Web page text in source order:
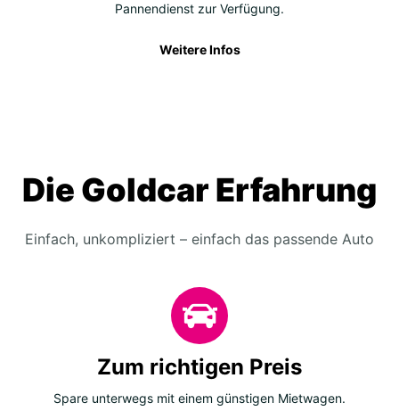
Pannendienst zur Verfügung.
Weitere Infos
Die Goldcar Erfahrung
Einfach, unkompliziert – einfach das passende Auto
Zum richtigen Preis
Spare unterwegs mit einem günstigen Mietwagen.